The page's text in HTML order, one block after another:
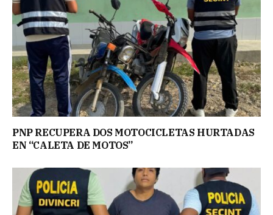
PNP RECUPERA DOS MOTOCICLETAS HURTADAS
EN “CALETA DE MOTOS”